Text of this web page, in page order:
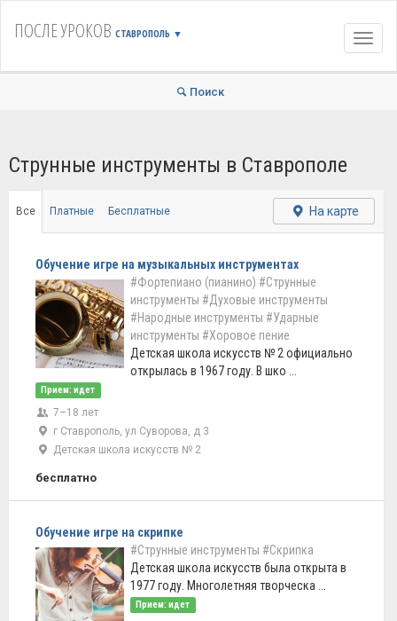
ПОСЛЕ УРОКОВ СТАВРОПОЛЬ ▼
Поиск
Струнные инструменты в Ставрополе
Все Платные Бесплатные На карте
Обучение игре на музыкальных инструментах
#Фортепиано (пианино) #Струнные
инструменты #Духовые инструменты
#Народные инструменты #Ударные
инструменты #Хоровое пение
Детская школа искусств № 2 официально
открылась в 1967 году. В шко ...
Прием: идет
7–18 лет
г Ставрополь, ул Суворова, д 3
Детская школа искусств № 2
бесплатно
Обучение игре на скрипке
#Струнные инструменты #Скрипка
Детская школа искусств была открыта в
1977 году. Многолетняя творческа ...
Прием: идет